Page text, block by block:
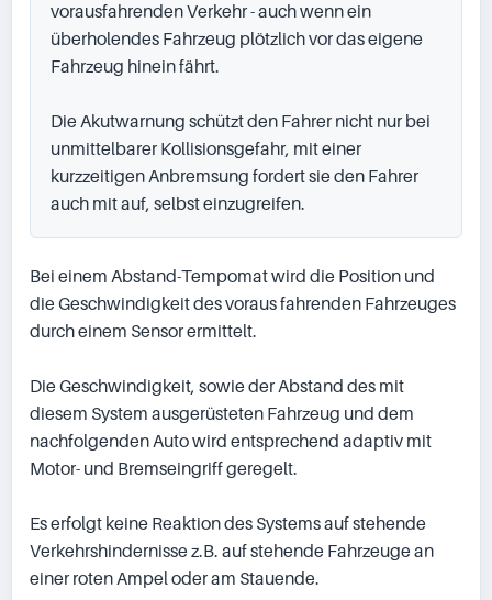
vorausfahrenden Verkehr - auch wenn ein
überholendes Fahrzeug plötzlich vor das eigene
Fahrzeug hinein fährt.
Die Akutwarnung schützt den Fahrer nicht nur bei
unmittelbarer Kollisionsgefahr, mit einer
kurzzeitigen Anbremsung fordert sie den Fahrer
auch mit auf, selbst einzugreifen.
Bei einem Abstand-Tempomat wird die Position und
die Geschwindigkeit des voraus fahrenden Fahrzeuges
durch einem Sensor ermittelt.
Die Geschwindigkeit, sowie der Abstand des mit
diesem System ausgerüsteten Fahrzeug und dem
nachfolgenden Auto wird entsprechend adaptiv mit
Motor- und Bremseingriff geregelt.
Es erfolgt keine Reaktion des Systems auf stehende
Verkehrshindernisse z.B. auf stehende Fahrzeuge an
einer roten Ampel oder am Stauende.